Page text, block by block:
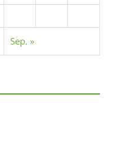
Sep. »